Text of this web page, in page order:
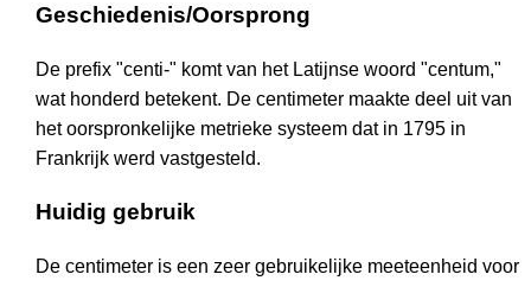
Geschiedenis/Oorsprong
De prefix "centi-" komt van het Latijnse woord "centum,"
wat honderd betekent. De centimeter maakte deel uit van
het oorspronkelijke metrieke systeem dat in 1795 in
Frankrijk werd vastgesteld.
Huidig gebruik
De centimeter is een zeer gebruikelijke meeteenheid voor